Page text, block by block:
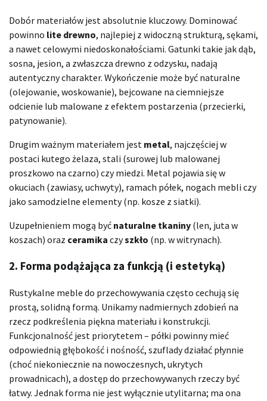
Dobór materiałów jest absolutnie kluczowy. Dominować
powinno lite drewno, najlepiej z widoczną strukturą, sękami,
a nawet celowymi niedoskonałościami. Gatunki takie jak dąb,
sosna, jesion, a zwłaszcza drewno z odzysku, nadają
autentyczny charakter. Wykończenie może być naturalne
(olejowanie, woskowanie), bejcowane na ciemniejsze
odcienie lub malowane z efektem postarzenia (przecierki,
patynowanie).
Drugim ważnym materiałem jest metal, najczęściej w
postaci kutego żelaza, stali (surowej lub malowanej
proszkowo na czarno) czy miedzi. Metal pojawia się w
okuciach (zawiasy, uchwyty), ramach półek, nogach mebli czy
jako samodzielne elementy (np. kosze z siatki).
Uzupełnieniem mogą być naturalne tkaniny (len, juta w
koszach) oraz ceramika czyszkło (np. w witrynach).
2. Forma podążająca za funkcją (i estetyką)
Rustykalne meble do przechowywania często cechują się
prostą, solidną formą. Unikamy nadmiernych zdobień na
rzecz podkreślenia piękna materiału i konstrukcji.
Funkcjonalność jest priorytetem – półki powinny mieć
odpowiednią głębokość i nośność, szuflady działać płynnie
(choć niekoniecznie na nowoczesnych, ukrytych
prowadnicach), a dostęp do przechowywanych rzeczy być
łatwy. Jednak forma nie jest wyłącznie utylitarna; ma ona